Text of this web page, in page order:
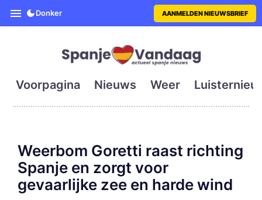
SpanjeVandaag is de eerste
Donker AANMELDEN NIEUWSBRIEF
Voorpagina Nieuws Weer
Weerbom Goretti raast richting
Spanje en zorgt voor
gevaarlijke zee en harde wind